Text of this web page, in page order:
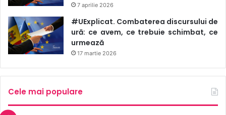
7 aprilie 2026
#UExplicat. Combaterea discursului de
ură: ce avem, ce trebuie schimbat, ce
urmează
17 martie 2026
Cele mai populare